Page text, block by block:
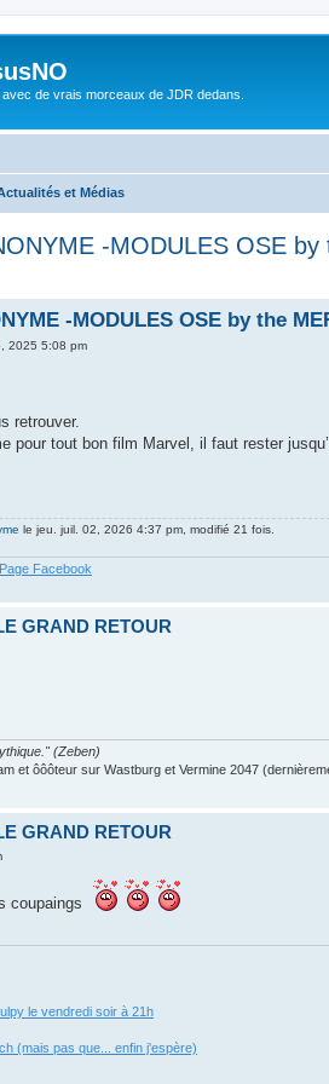
de vrais morceaux de JDR dedans.
et Médias
-MODULES OSE
-MODULES OSE by the
2025 5:08 pm
retrouver.
pour tout bon film Marvel, il faut rester
le jeu. juil. 02, 2026 4:37 pm, modifié 21 fois.
Page Facebook
GRAND RETOUR
(Zeben)
et ôôôteur sur Wastburg et Vermine 2047
GRAND RETOUR
coupaings
le vendredi soir à 21h
(mais pas que... enfin j'espère)